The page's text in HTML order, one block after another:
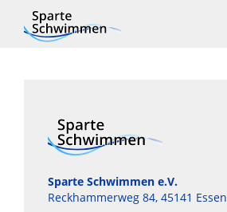
Sparte Schwimmen e.V.
Reckhammerweg 84, 45141 Essen